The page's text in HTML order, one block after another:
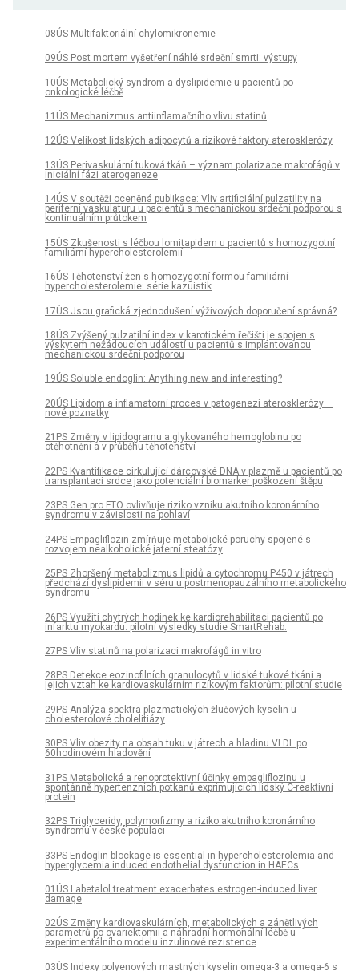
08ÚS Multifaktoriální chylomikronemie
09ÚS Post mortem vyšetření náhlé srdeční smrti: výstupy
10ÚS Metabolický syndrom a dyslipidemie u pacientů po
onkologické léčbě
11ÚS Mechanizmus antiinflamačního vlivu statinů
12ÚS Velikost lidských adipocytů a rizikové faktory aterosklerózy
13ÚS Perivaskulární tuková tkáň – význam polarizace makrofágů v
iniciální fázi aterogeneze
14ÚS V soutěži oceněná publikace: Vliv artificiální pulzatility na
periferní vaskulaturu u pacientů s mechanickou srdeční podporou s
kontinuálním průtokem
15ÚS Zkušenosti s léčbou lomitapidem u pacientů s homozygotní
familiární hypercholesterolemií
16ÚS Těhotenství žen s homozygotní formou familiární
hypercholesterolemie: série kazuistik
17ÚS Jsou grafická zjednodušení výživových doporučení správná?
18ÚS Zvýšený pulzatilní index v karotickém řečišti je spojen s
výskytem nežádoucích událostí u pacientů s implantovanou
mechanickou srdeční podporou
19ÚS Soluble endoglin: Anything new and interesting?
20ÚS Lipidom a inflamatorní proces v patogenezi aterosklerózy –
nové poznatky
21PS Změny v lipidogramu a glykovaného hemoglobinu po
otěhotnění a v průběhu těhotenství
22PS Kvantifikace cirkulující dárcovské DNA v plazmě u pacientů po
transplantaci srdce jako potenciální biomarker poškození štěpu
23PS Gen pro FTO ovlivňuje riziko vzniku akutního koronárního
syndromu v závislosti na pohlaví
24PS Empagliflozin zmírňuje metabolické poruchy spojené s
rozvojem nealkoholické jaterní steatózy
25PS Zhoršený metabolizmus lipidů a cytochromu P450 v játrech
předchází dyslipidemii v séru u postmenopauzálního metabolického
syndromu
26PS Využití chytrých hodinek ke kardiorehabilitaci pacientů po
infarktu myokardu: pilotní výsledky studie SmartRehab.
27PS Vliv statinů na polarizaci makrofágů in vitro
28PS Detekce eozinofilních granulocytů v lidské tukové tkáni a
jejich vztah ke kardiovaskulárním rizikovým faktorům: pilotní studie
29PS Analýza spektra plazmatických žlučových kyselin u
cholesterolové cholelitiázy
30PS Vliv obezity na obsah tuku v játrech a hladinu VLDL po
60hodinovém hladovění
31PS Metabolické a renoprotektivní účinky empagliflozinu u
spontánně hypertenzních potkanů exprimujících lidský C-reaktivní
protein
32PS Triglyceridy, polymorfizmy a riziko akutního koronárního
syndromu v české populaci
33PS Endoglin blockage is essential in hypercholesterolemia and
hyperglycemia induced endothelial dysfunction in HAECs
01ÚS Labetalol treatment exacerbates estrogen-induced liver
damage
02ÚS Změny kardiovaskulárních, metabolických a zánětlivých
parametrů po ovariektomii a náhradní hormonální léčbě u
experimentálního modelu inzulinové rezistence
03ÚS Indexy polyenových mastných kyselin omega-3 a omega-6 s